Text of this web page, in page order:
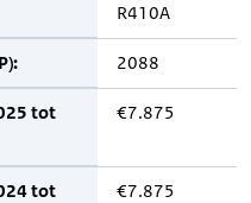
R410A
2088
tot
€7.875
tot
€7.875